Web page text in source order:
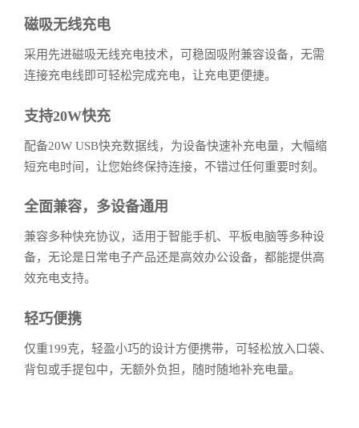
磁吸无线充电
采用先进磁吸无线充电技术，可稳固吸附兼容设备，无需
连接充电线即可轻松完成充电，让充电更便捷。
支持20W快充
配备20W USB快充数据线，为设备快速补充电量，大幅缩
短充电时间，让您始终保持连接，不错过任何重要时刻。
全面兼容，多设备通用
兼容多种快充协议，适用于智能手机、平板电脑等多种设
备，无论是日常电子产品还是高效办公设备，都能提供高
效充电支持。
轻巧便携
仅重199克，轻盈小巧的设计方便携带，可轻松放入口袋、
背包或手提包中，无额外负担，随时随地补充电量。